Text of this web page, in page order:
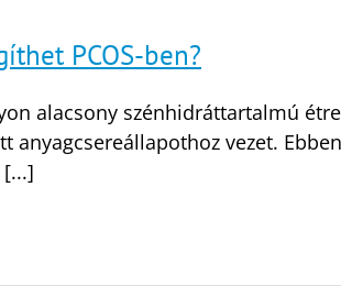
PCOS-ben?
alacsony szénhidráttartalmú
anyagcsereállapothoz vezet.